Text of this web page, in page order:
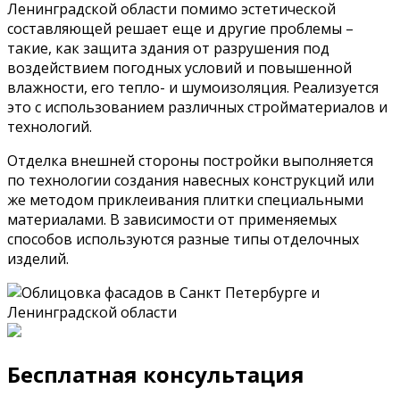
Ленинградской области помимо эстетической
составляющей решает еще и другие проблемы –
такие, как защита здания от разрушения под
воздействием погодных условий и повышенной
влажности, его тепло- и шумоизоляция. Реализуется
это с использованием различных стройматериалов и
технологий.
Отделка внешней стороны постройки выполняется
по технологии создания навесных конструкций или
же методом приклеивания плитки специальными
материалами. В зависимости от применяемых
способов используются разные типы отделочных
изделий.
Бесплатная консультация